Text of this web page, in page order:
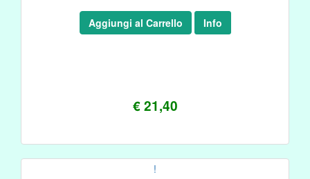
€ 21,40
Aggiungi al Carrello Info
!